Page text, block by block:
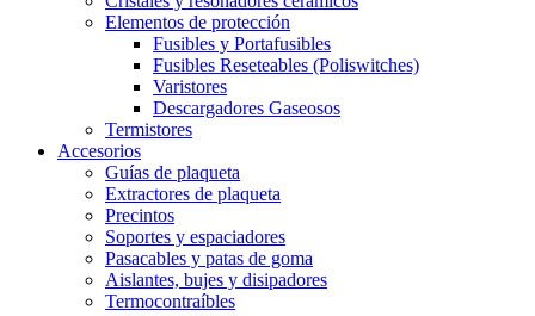
Elementos de protección
Fusibles y Portafusibles
Fusibles Reseteables (Poliswitches)
Varistores
Descargadores Gaseosos
Termistores
Accesorios
Guías de plaqueta
Extractores de plaqueta
Precintos
Soportes y espaciadores
Pasacables y patas de goma
Aislantes, bujes y disipadores
Termocontraíbles